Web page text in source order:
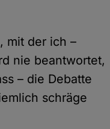
mit der ich –
nie beantwortet,
– die Debatte
schräge